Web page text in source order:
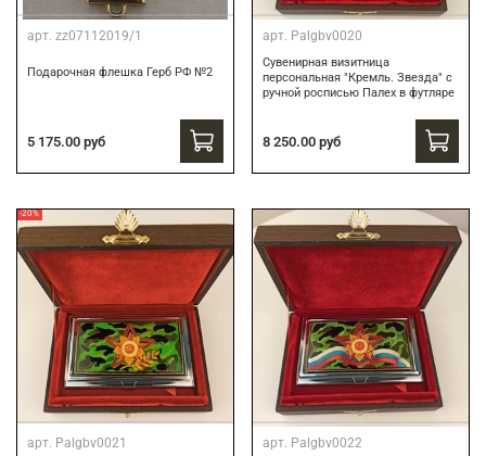
арт. zz07112019/1
Подарочная флешка Герб РФ №2
5 175.00 руб
арт. Palgbv0020
Сувенирная визитница
персональная "Кремль. Звезда" с
ручной росписью Палех в футляре
8 250.00 руб
-20%
арт. Palgbv0021 арт. Palgbv0022